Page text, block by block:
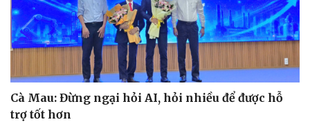
Doanh nghiệp
Thông tin doanh nghiệp
Doanh nghiệp 24h
Vì cộng đồng
Công nghệ
Sành điệu
Tin Công nghệ
Trải nghiệm
Chuyển đổi số
Cà Mau: Đừng ngại hỏi AI, hỏi nhiều để được hỗ
trợ tốt hơn